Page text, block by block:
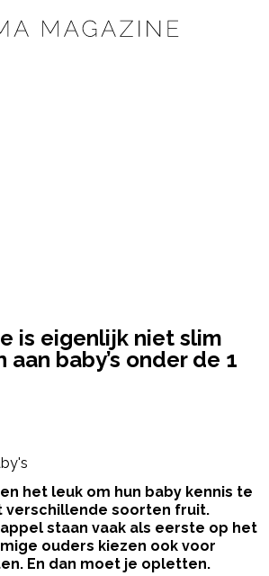
menu
is eigenlijk niet slim
baby’s onder de 1
het leuk om hun baby kennis te
verschillende soorten fruit.
staan vaak als eerste op het
ouders kiezen ook voor
En dan moet je opletten.